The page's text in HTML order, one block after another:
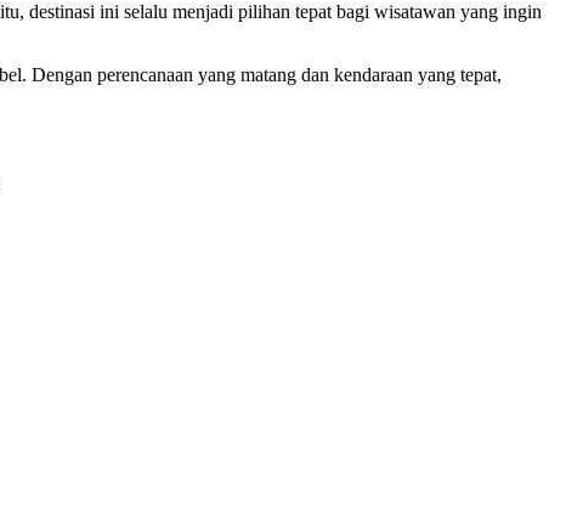
destinasi ini selalu menjadi pilihan tepat bagi wisatawan yang ingin
Dengan perencanaan yang matang dan kendaraan yang tepat,